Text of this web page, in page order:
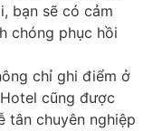
bạn sẽ có cảm
chóng phục hồi
chỉ ghi điểm ở
cũng được
tân chuyên nghiệp